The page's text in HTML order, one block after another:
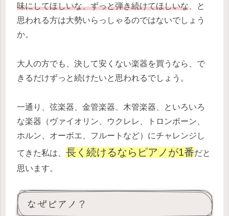
味にしてほしいな、ずっと弾き続けてほしいな、と
思われる方は大勢いらっしゃるのではないでしょう
か。
大人の方でも、決して安くない楽器を買うなら、で
きるだけずっと続けたいと思われるでしょう。
一通り、弦楽器、金管楽器、木管楽器、といろいろ
な楽器（ヴァイオリン、ウクレレ、トロンボーン、
ホルン、オーボエ、フルートなど）にチャレンジし
てきた私は、 長く続けるならピアノが1番だと
思います。
なぜピアノ？